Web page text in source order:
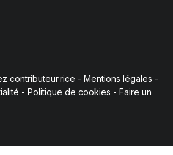
contributeur·rice - Mentions légales -
- Politique de cookies - Faire un